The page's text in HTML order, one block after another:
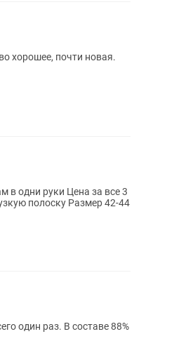
хорошее, почти новая.
Цена за все 3
костюма=15 000 тг Цвета:Синий,темно синий в полоску и черный в узкую полоску Размер 42-44
один раз. В составе 88%